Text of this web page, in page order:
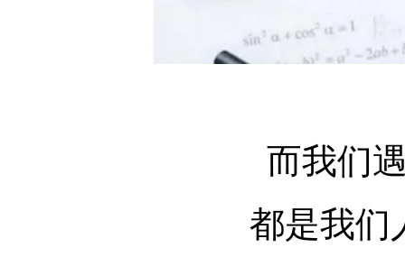
而我们遇
都是我们